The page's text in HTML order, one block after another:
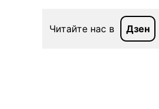
Читайте нас в Дзен